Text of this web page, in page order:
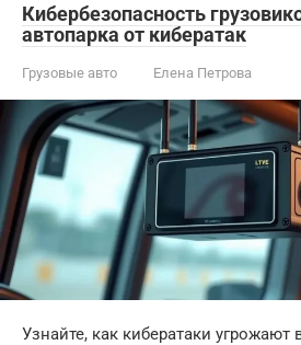
Кибербезопасность
автопарка от кибератак
Грузовые авто Елена Петрова
Узнайте, как кибератаки угрожают